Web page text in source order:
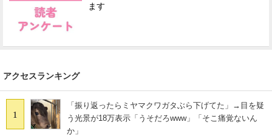
ます
アクセスランキング
1
「振り返ったらミヤマクワガタぶら下げてた」→目を疑
う光景が18万表示「うそだろwww」「そこ痛覚ないん
か」